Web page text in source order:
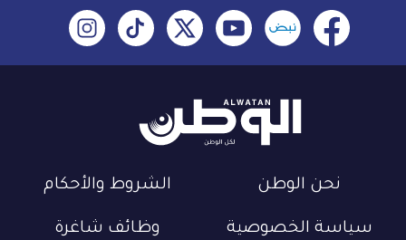
نحن الوطن الشروط والأحكام
سياسة الخصوصية وظائف شاغرة